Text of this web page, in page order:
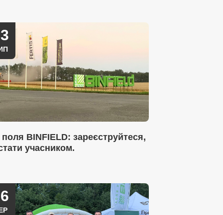
BINFIELD: зареєструйтеся,
учасником.